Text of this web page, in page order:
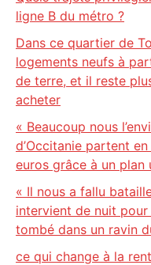
ligne B du métro ?
Dans ce quartier de
logements neufs à
de terre, et il reste
acheter
« Beaucoup nous
d’Occitanie partent
euros grâce à un plan
« Il nous a fallu
intervient de nuit
tombé dans un ravin
ce qui change à la